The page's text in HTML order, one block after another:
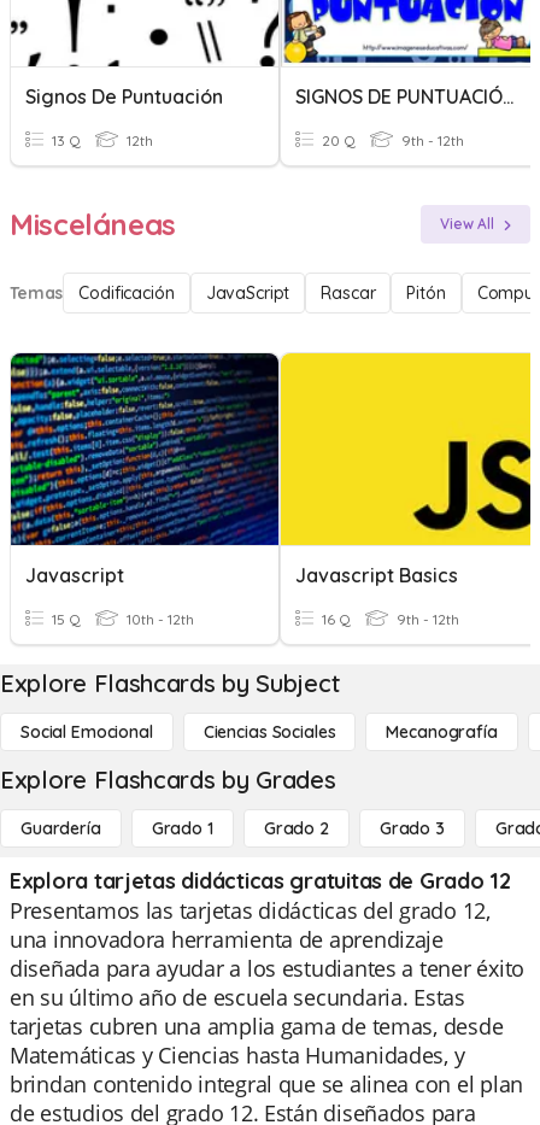
Signos De Puntuación
13 Q 12th
SIGNOS DE PUNTUACIÓN
20 Q 9th - 12th
Misceláneas View All
Temas Codificación JavaScript Rascar Pitón
Javascript
15 Q 10th - 12th
Javascript Basics
16 Q 9th - 12th
Explore Flashcards by Subject
Social Emocional Ciencias Sociales Mecanografía
Explore Flashcards by Grades
Guardería Grado 1 Grado 2 Grado 3
Explora tarjetas didácticas gratuitas de Grado 12
Presentamos las tarjetas didácticas del grado 12,
una innovadora herramienta de aprendizaje
diseñada para ayudar a los estudiantes a tener éxito
en su último año de escuela secundaria. Estas
tarjetas cubren una amplia gama de temas, desde
Matemáticas y Ciencias hasta Humanidades, y
brindan contenido integral que se alinea con el plan
de estudios del grado 12. Están diseñados para